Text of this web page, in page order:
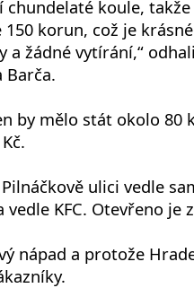
chundelaté koule,
korun, což je
a žádné vytírání,“
Barča.
by mělo stát okolo 80
ulici vedle
KFC. Otevřeno je
nápad a protože